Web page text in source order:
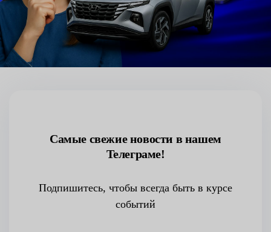
Самые свежие новости в нашем
Телеграме!
Подпишитесь, чтобы всегда быть в курсе
событий